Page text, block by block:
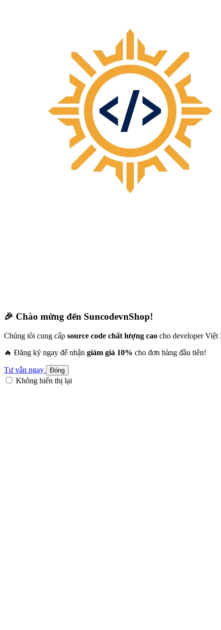
🎉 Chào mừng đến SuncodevnShop!
Chúng tôi cung cấp source code chất lượng cao cho developer Việt
🔥 Đăng ký ngay để nhận giảm giá 10% cho đơn hàng đầu tiên!
Tư vẫn ngay Đóng
Không hiển thị lại